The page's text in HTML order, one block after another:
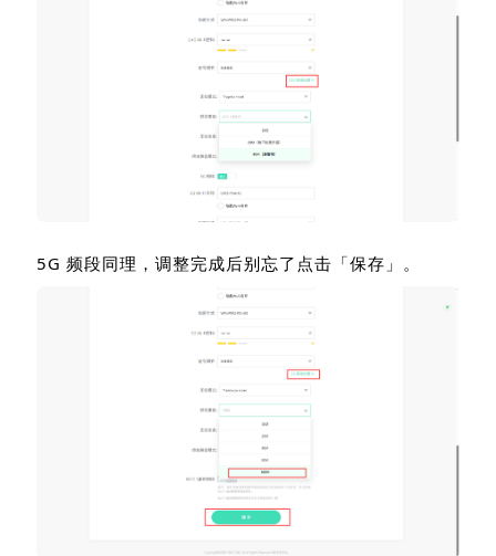
5G 频段同理，调整完成后别忘了点击「保存」。